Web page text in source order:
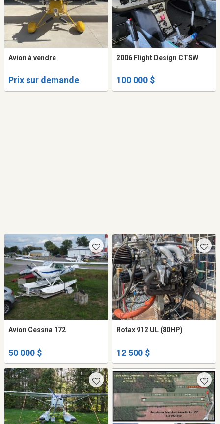
Avion à vendre
Prix sur demande
2006 Flight Design CTSW
100 000 $
Avion Cessna 172
50 000 $
Rotax 912 UL (80HP)
12 500 $